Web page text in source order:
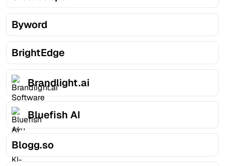
Byword
BrightEdge
Brandlight.ai
Bluefish AI
Blogg.so